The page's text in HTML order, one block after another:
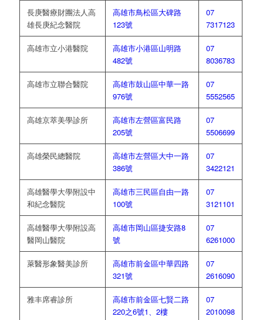
長庚醫療財團法人高
雄長庚紀念醫院
高雄市鳥松區大碑路
123號
07
7317123
高雄市立小港醫院
高雄市小港區山明路
482號
07
8036783
高雄市立聯合醫院
高雄市鼓山區中華一路
976號
07
5552565
高雄京萃美學診所
高雄市左營區富民路
205號
07
5506699
高雄榮民總醫院
高雄市左營區大中一路
386號
07
3422121
高雄醫學大學附設中
和紀念醫院
高雄市三民區自由一路
100號
07
3121101
高雄醫學大學附設高
醫岡山醫院
高雄市岡山區捷安路8
號
07
6261000
萊醫形象醫美診所
高雄市前金區中華四路
321號
07
2616090
雅丰席睿診所
高雄市前金區七賢二路
220之6號1、2樓
07
2010098